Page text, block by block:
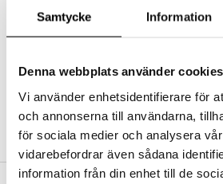
Samtycke Information
Denna webbplats använder cookies
Vi använder enhetsidentifierare för
och annonserna till användarna,
för sociala medier och analysera
vidarebefordrar även sådana
information från din enhet till de
Abonnemang
Bevaka produkter
Recensera produkter
SKAPA KUND